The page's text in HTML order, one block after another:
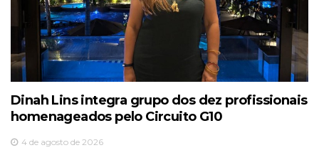
Dinah Lins integra grupo dos dez profissionais
homenageados pelo Circuito G10
4 de agosto de 2026